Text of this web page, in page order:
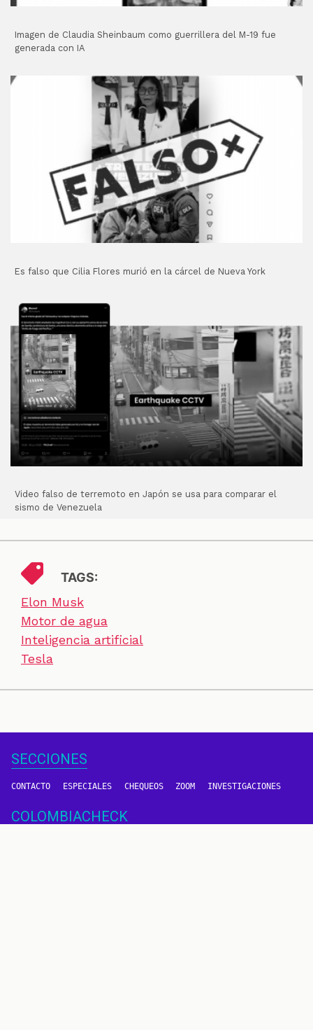
Imagen de Claudia Sheinbaum como guerrillera del M-19 fue
generada con IA
Es falso que Cilia Flores murió en la cárcel de Nueva York
Video falso de terremoto en Japón se usa para comparar el
sismo de Venezuela
TAGS:
Elon Musk
Motor de agua
Inteligencia artificial
Tesla
SECCIONES
CONTACTO ESPECIALES CHEQUEOS ZOOM INVESTIGACIONES
COLOMBIACHECK